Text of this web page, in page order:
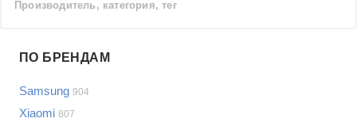
Производитель, категория, тег
Samsung
LG
ПО БРЕНДАМ
Samsung 904
Xiaomi 807